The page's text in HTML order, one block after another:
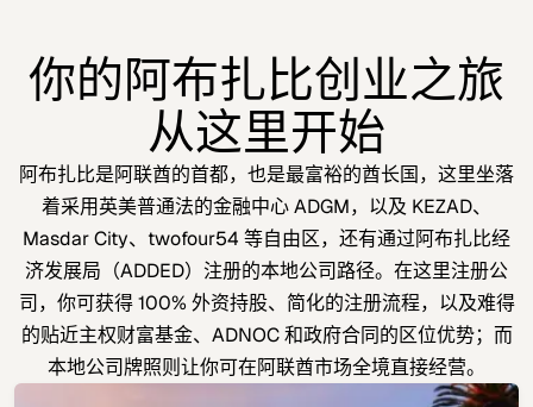
你的阿布扎比创业之旅
从这里开始
阿布扎比是阿联酋的首都，也是最富裕的酋长国，这里坐落
着采用英美普通法的金融中心 ADGM，以及 KEZAD、
Masdar City、twofour54 等自由区，还有通过阿布扎比经
济发展局（ADDED）注册的本地公司路径。在这里注册公
司，你可获得 100% 外资持股、简化的注册流程，以及难得
的贴近主权财富基金、ADNOC 和政府合同的区位优势；而
本地公司牌照则让你可在阿联酋市场全境直接经营。